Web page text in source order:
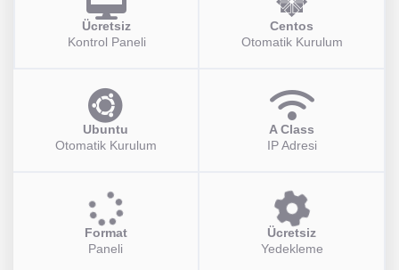
Ücretsiz
Kontrol Paneli
Centos
Otomatik Kurulum
Ubuntu
Otomatik Kurulum
A Class
IP Adresi
Format
Paneli
Ücretsiz
Yedekleme